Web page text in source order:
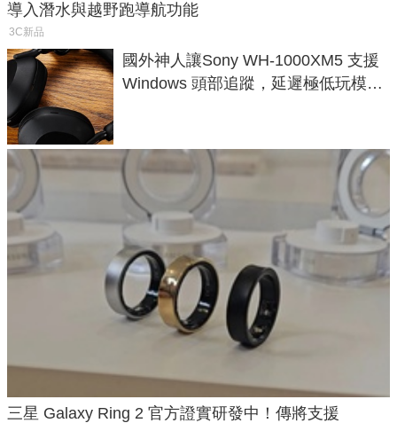
導入潛水與越野跑導航功能
3C新品
國外神人讓Sony WH-1000XM5 支援
Windows 頭部追蹤，延遲極低玩模擬
三星 Galaxy Ring 2 官方證實研發中！傳將支援